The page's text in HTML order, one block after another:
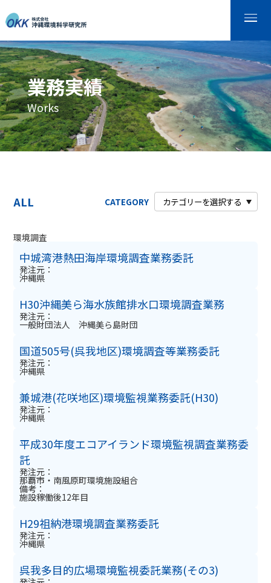
業務実績
Works
ALL CATEGORY
環境調査
中城湾港熱田海岸環境調査業務委託
発注元：
沖縄県
H30沖縄美ら海水族館排水口環境調査業務
発注元：
一般財団法人 沖縄美ら島財団
国道505号(呉我地区)環境調査等業務委託
発注元：
沖縄県
兼城港(花咲地区)環境監視業務委託(H30)
発注元：
沖縄県
平成30年度エコアイランド環境監視調査業務委
託
発注元：
那覇市・南風原町環境施設組合
備考：
施設稼働後12年目
H29祖納港環境調査業務委託
発注元：
沖縄県
呉我多目的広場環境監視委託業務(その3)